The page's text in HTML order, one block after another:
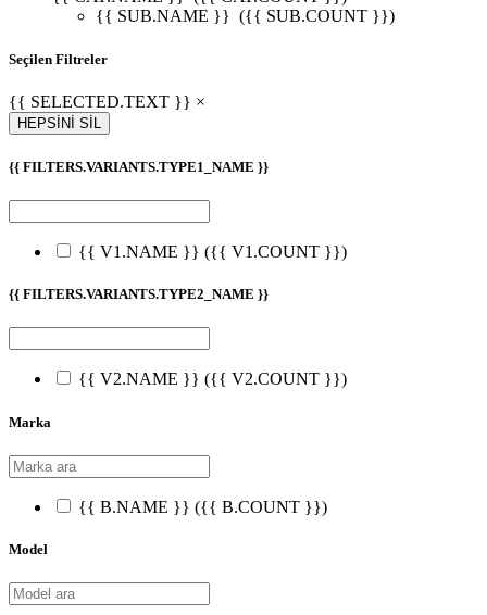
{{ SUB.NAME }} ({{ SUB.COUNT }})
Seçilen Filtreler
{{ SELECTED.TEXT }} ×
HEPSİNİ SİL
{{ FILTERS.VARIANTS.TYPE1_NAME }}
{{ V1.NAME }} ({{ V1.COUNT }})
{{ FILTERS.VARIANTS.TYPE2_NAME }}
{{ V2.NAME }} ({{ V2.COUNT }})
Marka
{{ B.NAME }} ({{ B.COUNT }})
Model